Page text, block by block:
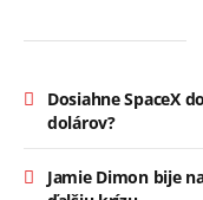
Dosiahne SpaceX
dolárov?
Jamie Dimon bije